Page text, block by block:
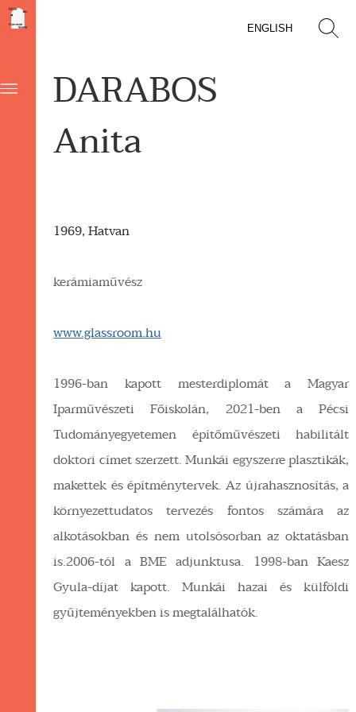
ENGLISH
DARABOS
Anita
1969, Hatvan
kerámiaművész
www.glassroom.hu
1996-ban kapott mesterdiplomát a Magyar
Iparművészeti Főiskolán, 2021-ben a Pécsi
Tudományegyetemen építőművészeti habilitált
doktori címet szerzett. Munkái egyszerre plasztikák,
makettek és építménytervek. Az újrahasznosítás, a
környezettudatos tervezés fontos számára az
alkotásokban és nem utolsósorban az oktatásban
is.2006-tól a BME adjunktusa. 1998-ban Kaesz
Gyula-díjat kapott. Munkái hazai és külföldi
gyűjteményekben is megtalálhatók.